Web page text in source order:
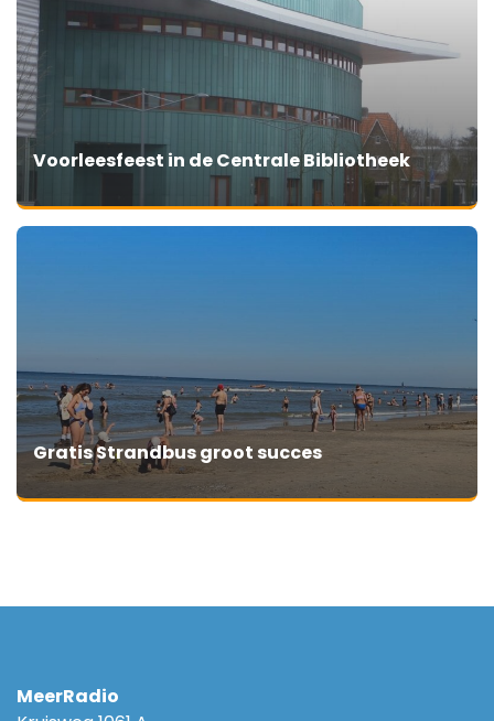
Voorleesfeest in de Centrale Bibliotheek
Gratis Strandbus groot succes
MeerRadio